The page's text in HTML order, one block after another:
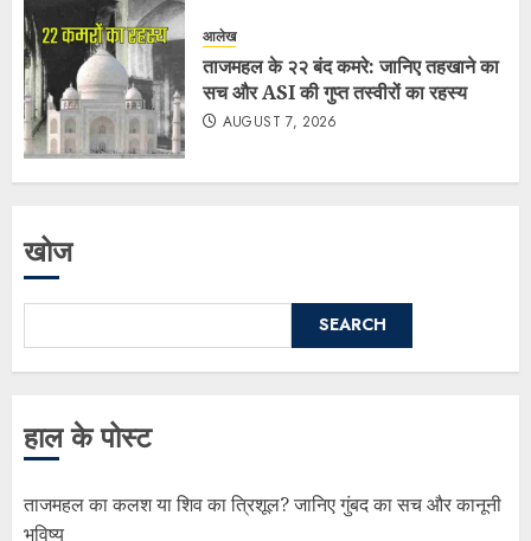
आलेख
ताजमहल के २२ बंद कमरे: जानिए तहखाने का
सच और ASI की गुप्त तस्वीरों का रहस्य
AUGUST 7, 2026
खोज
SEARCH
हाल के पोस्ट
ताजमहल का कलश या शिव का त्रिशूल? जानिए गुंबद का सच और कानूनी
भविष्य